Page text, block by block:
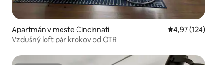
Apartmán v meste Cincinnati Priemerné
4,97 (124)
Vzdušný loft pár krokov od OTR